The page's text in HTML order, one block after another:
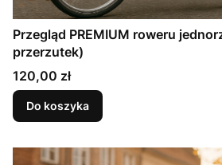
Przegląd PREMIUM roweru
przerzutek)
Cena
120,00 zł
Do koszyka